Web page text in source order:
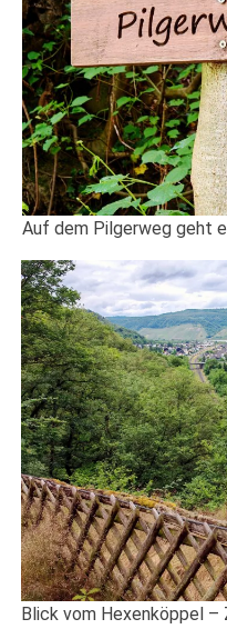
Auf dem Pilgerweg geht
Blick vom Hexenköppel –